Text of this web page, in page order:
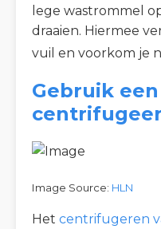
lege wastrommel
draaien. Hiermee
vuil en voorkom je
Gebruik
Image Source: HLN
Het centrifugeren